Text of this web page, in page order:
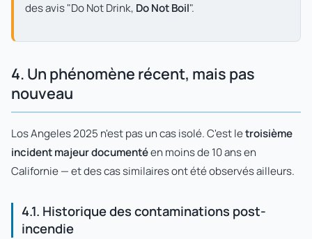
des avis "Do Not Drink, Do Not Boil".
4. Un phénomène récent, mais pas
nouveau
Los Angeles 2025 n'est pas un cas isolé. C'est letroisième
incident majeur documentéen moins de 10 ans en
Californie — et des cas similaires ont été observés ailleurs.
4.1. Historique des contaminations post-
incendie